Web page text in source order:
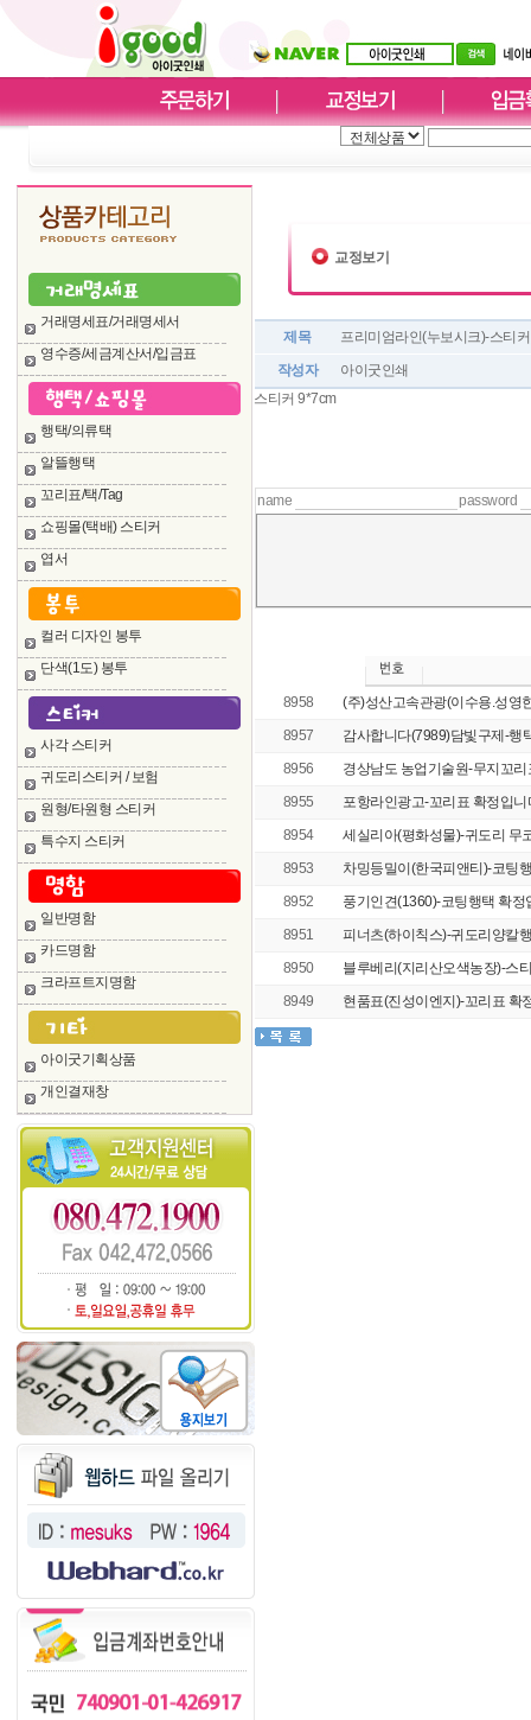
거래명세표/거래명세서
영수증/세금계산서/입금표
행택/의류택
알뜰행택
꼬리표/택/Tag
쇼핑몰(택배) 스티커
엽서
컬러 디자인 봉투
단색(1도) 봉투
사각 스티커
귀도리스티커 / 보험
원형/타원형 스티커
특수지 스티커
일반명함
카드명함
크라프트지명함
아이굿기획상품
개인결재창
교정보기
제목
프리미엄라인(누보시크)-스티
작성자
아이굿인쇄
스티커 9*7cm
name password
8958
(주)성산고속관광(이수용.성영
8957
감사합니다(7989)담빛구제-행
8956
경상남도 농업기술원-무지꼬
8955
포항라인광고-꼬리표 확정입
8954
세실리아(평화성물)-귀도리 무
8953
차밍등밀이(한국피앤티)-코팅
8952
풍기인견(1360)-코팅행택 확정
8951
피너츠(하이칙스)-귀도리양칼
8950
블루베리(지리산오색농장)-스
8949
현품표(진성이엔지)-꼬리표 확